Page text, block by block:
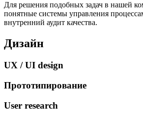
Для решения подобных задач в нашей
понятные системы управления
внутренний аудит качества.
Дизайн
UX / UI design
Прототипирование
User research